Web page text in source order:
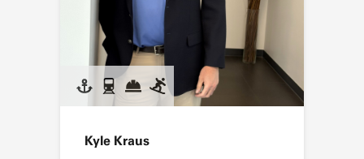
Kyle Kraus